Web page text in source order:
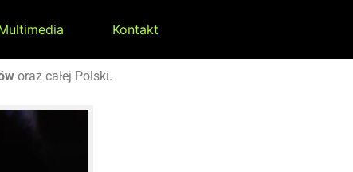
Kontakt
oraz całej Polski.